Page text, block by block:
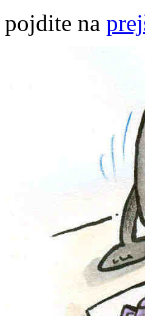
pojdite na